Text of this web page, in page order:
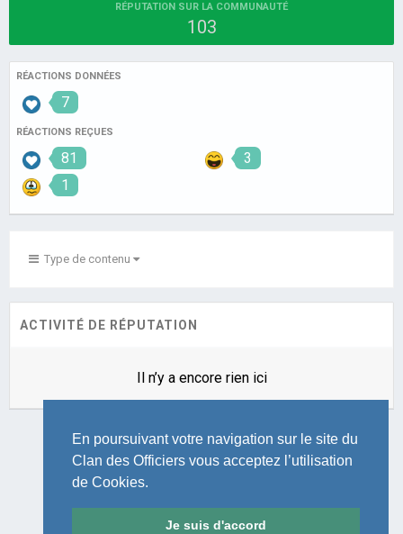
En poursuivant votre navigation sur le site du
Clan des Officiers vous acceptez l’utilisation
de Cookies.
Je suis d'accord
RÉPUTATION SUR LA COMMUNAUTÉ
103
RÉACTIONS DONNÉES
7
RÉACTIONS REÇUES
81
3
1
Type de contenu
ACTIVITÉ DE RÉPUTATION
Il n’y a encore rien ici
LANGUE